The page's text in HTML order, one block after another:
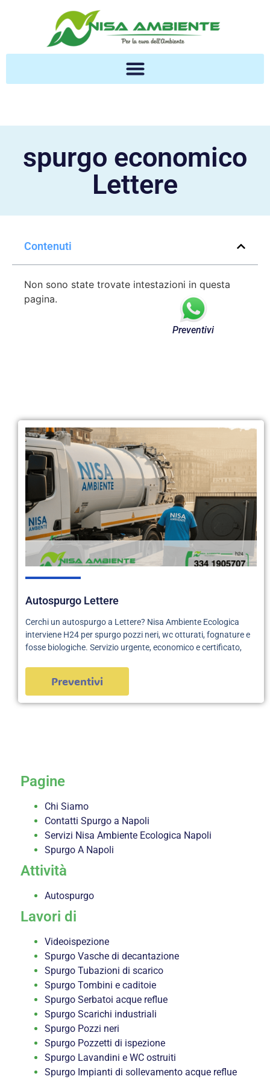
spurgo economico
Lettere
Contenuti
Non sono state trovate intestazioni in questa
pagina.
Autospurgo Lettere
Cerchi un autospurgo a Lettere? Nisa Ambiente Ecologica
interviene H24 per spurgo pozzi neri, wc otturati, fognature e
fosse biologiche. Servizio urgente, economico e certificato,
Preventivi
Pagine
Chi Siamo
Contatti Spurgo a Napoli
Servizi Nisa Ambiente Ecologica Napoli
Spurgo A Napoli
Attività
Autospurgo
Lavori di
Videoispezione
Spurgo Vasche di decantazione
Spurgo Tubazioni di scarico
Spurgo Tombini e caditoie
Spurgo Serbatoi acque reflue
Spurgo Scarichi industriali
Spurgo Pozzi neri
Spurgo Pozzetti di ispezione
Spurgo Lavandini e WC ostruiti
Spurgo Impianti di sollevamento acque reflue
Preventivi